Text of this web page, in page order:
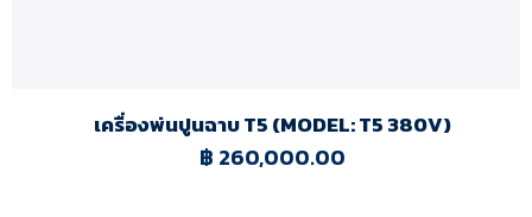
เครื่องพ่นปูนฉาบ T5 (MODEL: T5 380V)
฿ 260,000.00